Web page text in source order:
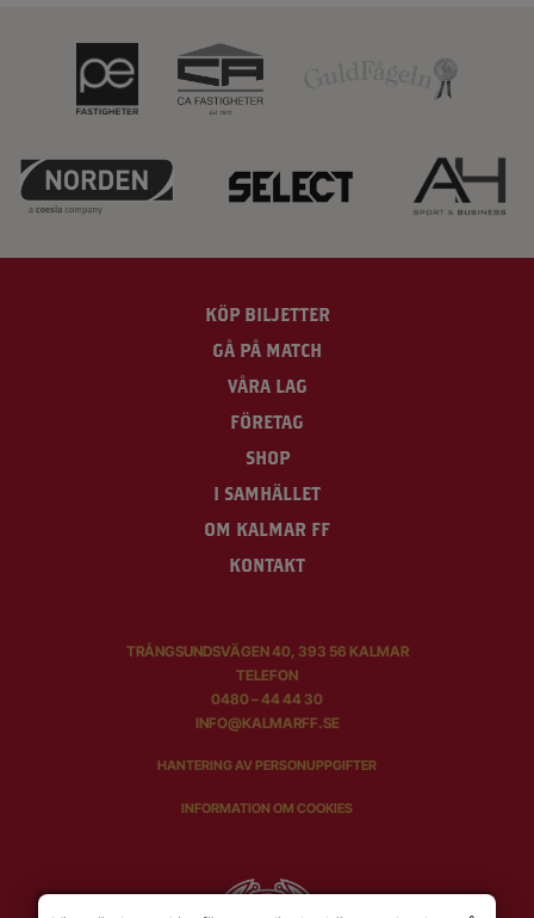
KÖP BILJETTER
GÅ PÅ MATCH
VÅRA LAG
FÖRETAG
SHOP
I SAMHÄLLET
OM KALMAR FF
KONTAKT
TRÅNGSUNDSVÄGEN 40, 393 56 KALMAR
TELEFON
0480 – 44 44 30
INFO@KALMARFF.SE
HANTERING AV PERSONUPPGIFTER
INFORMATION OM COOKIES